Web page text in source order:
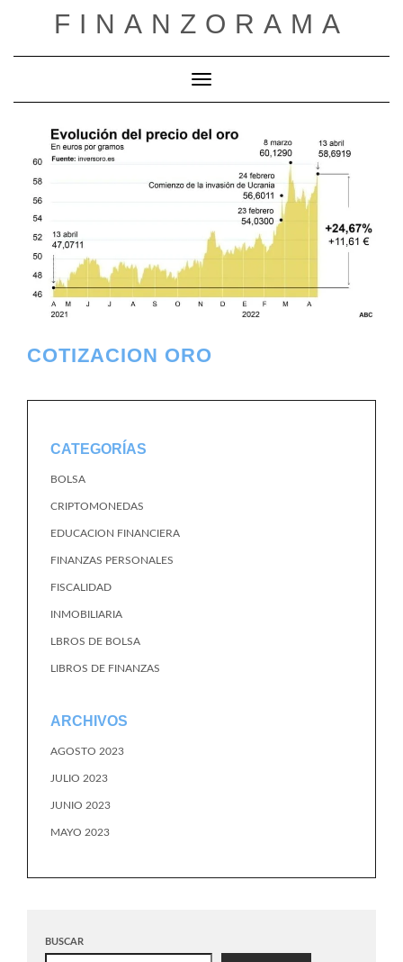
FINANZORAMA
Cambiar modo de navegación
COTIZACION ORO
CATEGORÍAS
BOLSA
CRIPTOMONEDAS
EDUCACION FINANCIERA
FINANZAS PERSONALES
FISCALIDAD
INMOBILIARIA
LBROS DE BOLSA
LIBROS DE FINANZAS
ARCHIVOS
AGOSTO 2023
JULIO 2023
JUNIO 2023
MAYO 2023
BUSCAR